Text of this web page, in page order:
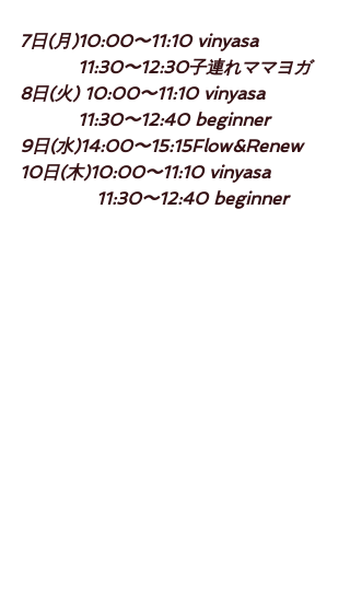
7日(月)10:00〜11:10 vinyasa
11:30〜12:30子連れママヨガ
8日(火) 10:00〜11:10 vinyasa
11:30〜12:40 beginner
9日(水)14:00〜15:15Flow&Renew
10日(木)10:00〜11:10 vinyasa
11:30〜12:40 beginner